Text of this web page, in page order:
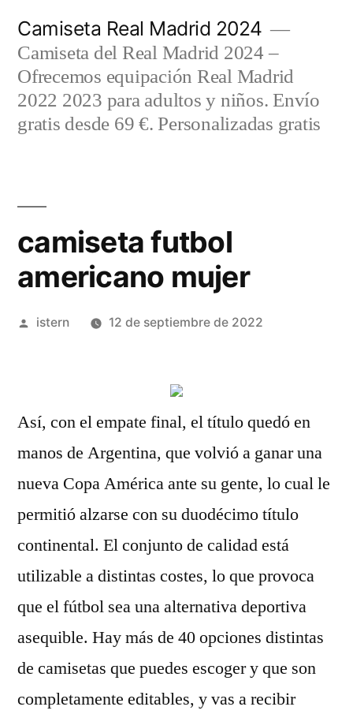
contenido
Camiseta Real Madrid 2024
Camiseta del Real Madrid 2024 –
Ofrecemos equipación Real Madrid
2022 2023 para adultos y niños. Envío
gratis desde 69 €. Personalizadas gratis
camiseta futbol
americano mujer
Publicado
istern 12 de septiembre de 2022
Así, con el empate final, el título quedó en
manos de Argentina, que volvió a ganar una
nueva Copa América ante su gente, lo cual le
permitió alzarse con su duodécimo título
continental. El conjunto de calidad está
utilizable a distintas costes, lo que provoca
que el fútbol sea una alternativa deportiva
asequible. Hay más de 40 opciones distintas
de camisetas que puedes escoger y que son
completamente editables, y vas a recibir